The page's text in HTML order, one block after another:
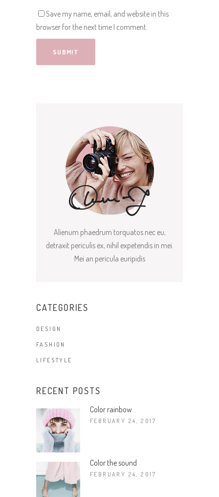
Save my name, email, and website in this
browser for the next time I comment.
Alienum phaedrum torquatos nec eu,
detraxit periculis ex, nihil expetendis in mei.
Mei an pericula euripidis
CATEGORIES
DESIGN
FASHION
LIFESTYLE
RECENT POSTS
Color rainbow
FEBRUARY 24, 2017
Color the sound
FEBRUARY 24, 2017